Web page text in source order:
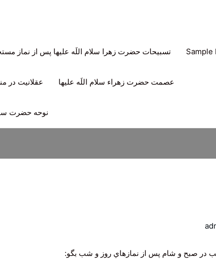
Sample تسبیحات حضرت زهرا سلام اللَه علیها پس از نماز
عصمت حضرت زهراء سلام اللَه علیها عقلانیت در
نوحه حضرت
در صبح و شام پس از نمازهاي روز و شب بگو: